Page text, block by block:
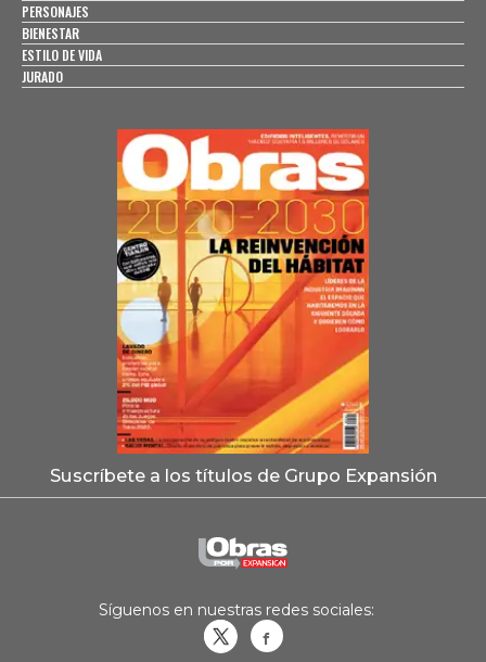
PERSONAJES
BIENESTAR
ESTILO DE VIDA
JURADO
Suscríbete a los títulos de Grupo Expansión
Síguenos en nuestras redes sociales: